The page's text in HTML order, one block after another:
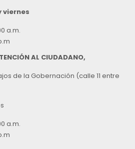
viernes
a.m.
AL CIUDADANO,
de la Gobernación (calle 11 entre
a.m.